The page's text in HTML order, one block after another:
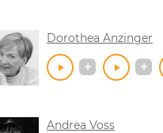
Dorothea Anzinger
Andrea Voss